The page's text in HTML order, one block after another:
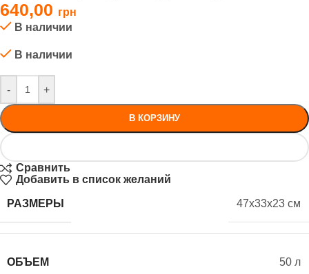
640,00
В наличии
В наличии
- +
В КОРЗИНУ
Сравнить
Добавить в список желаний
РАЗМЕРЫ 47x33x23 см
ОБЪЕМ 50 л